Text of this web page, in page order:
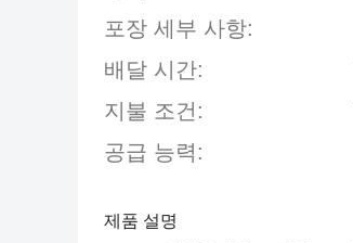
포장 세부 사항:
배달 시간:
지불 조건:
공급 능력:
제품 설명